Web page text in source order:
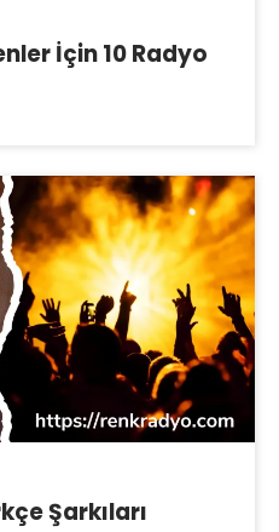
İçin 10 Radyo
Şarkıları